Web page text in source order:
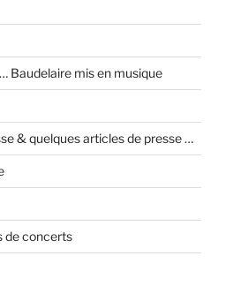
Baudelaire mis en musique
& quelques articles de presse …
de concerts